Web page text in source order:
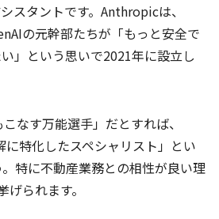
スタントです。Anthropicは、
の元幹部たちが「もっと安全で
」という思いで2021年に設立し
なす万能選手」だとすれば、
特化したスペシャリスト」とい
特に不動産業務との相性が良い理
られます。